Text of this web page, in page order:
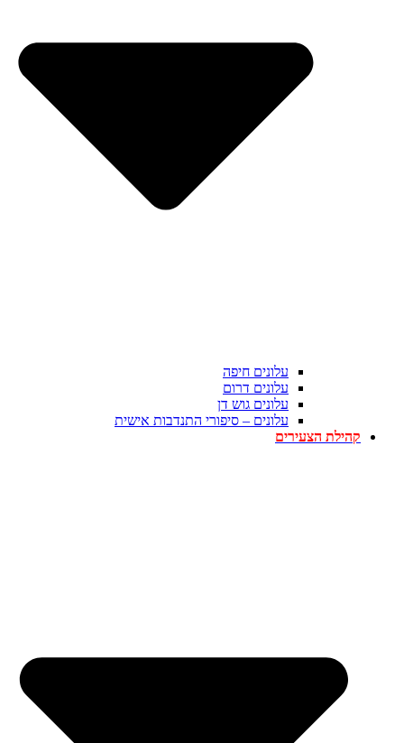
עלונים חיפה
עלונים דרום
עלונים גוש דן
עלונים – סיפורי התנדבות אישית
קהילת הצעירים